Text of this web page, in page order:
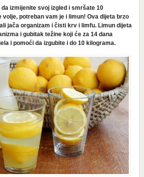
izmijenite svoj izgled i smršate 10
volje, potreban vam je i limun! Ova dijeta brzo
jača organizam i čisti krv i limfu. Limun dijeta
i gubitak težine koji će za 14 dana
i pomoći da izgubite i do 10 kilograma.